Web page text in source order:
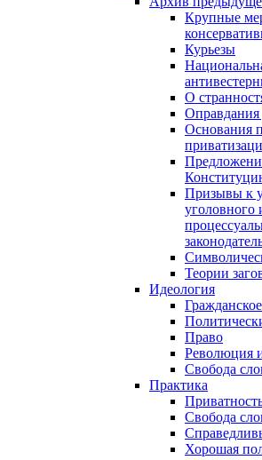
Крупные
Курьезы
О
Основания
Призывы к
уголовного
Теории
Идеология
Право
Революция
Свобода
Практика
Свобода
Хорошая